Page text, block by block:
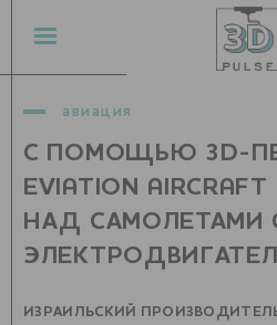
авиация
С ПОМОЩЬЮ 3D-
EVIATION
НАД САМОЛЕТАМИ
ИЗРАИЛЬСКИЙ